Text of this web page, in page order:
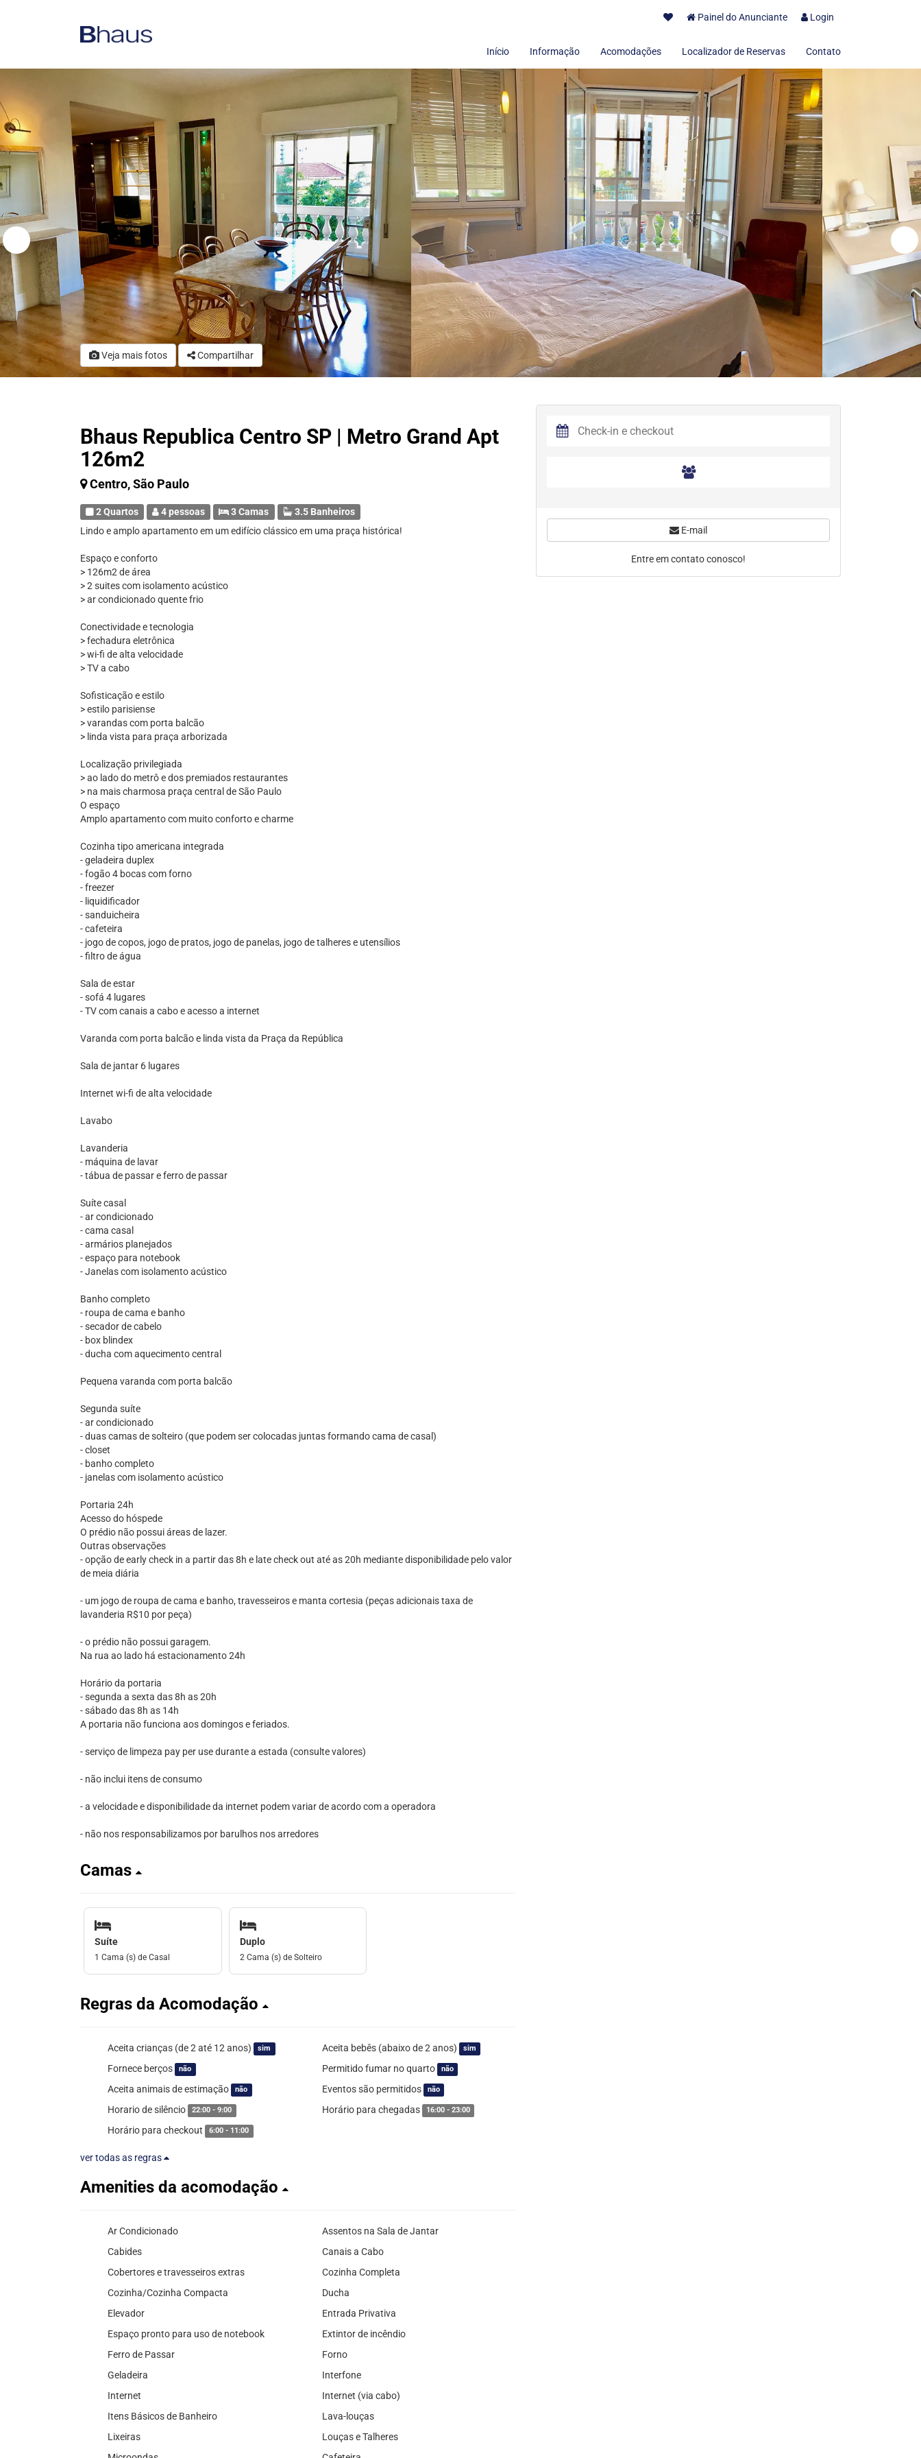
Painel do Anunciante Login
Início Informação
Termos de uso
Sobre nós
Políticas de Privacidade
Acomodações Localizador de Reservas Contato
Veja mais fotos Compartilhar
Bhaus Republica Centro SP | Metro Grand Apt
126m2
Centro, São Paulo
2 Quartos 4 pessoas 3 Camas
3.5 Banheiros
Lindo e amplo apartamento em um edifício clássico em uma praça histórica!
Espaço e conforto
> 126m2 de área
> 2 suites com isolamento acústico
> ar condicionado quente frio
Conectividade e tecnologia
> fechadura eletrônica
> wi-fi de alta velocidade
> TV a cabo
Sofisticação e estilo
> estilo parisiense
> varandas com porta balcão
> linda vista para praça arborizada
Localização privilegiada
> ao lado do metrô e dos premiados restaurantes
> na mais charmosa praça central de São Paulo
O espaço
Amplo apartamento com muito conforto e charme
Cozinha tipo americana integrada
- geladeira duplex
- fogão 4 bocas com forno
- freezer
- liquidificador
- sanduicheira
- cafeteira
- jogo de copos, jogo de pratos, jogo de panelas, jogo de talheres e utensílios
- filtro de água
Sala de estar
- sofá 4 lugares
- TV com canais a cabo e acesso a internet
Varanda com porta balcão e linda vista da Praça da República
Sala de jantar 6 lugares
Internet wi-fi de alta velocidade
Lavabo
Lavanderia
- máquina de lavar
- tábua de passar e ferro de passar
Suíte casal
- ar condicionado
- cama casal
- armários planejados
- espaço para notebook
- Janelas com isolamento acústico
Banho completo
- roupa de cama e banho
- secador de cabelo
- box blindex
- ducha com aquecimento central
Pequena varanda com porta balcão
Segunda suíte
- ar condicionado
- duas camas de solteiro (que podem ser colocadas juntas formando cama de casal)
- closet
- banho completo
- janelas com isolamento acústico
Portaria 24h
Acesso do hóspede
O prédio não possui áreas de lazer.
Outras observações
- opção de early check in a partir das 8h e late check out até as 20h mediante disponibilidade pelo valor
de meia diária
- um jogo de roupa de cama e banho, travesseiros e manta cortesia (peças adicionais taxa de
lavanderia R$10 por peça)
- o prédio não possui garagem.
Na rua ao lado há estacionamento 24h
Horário da portaria
- segunda a sexta das 8h as 20h
- sábado das 8h as 14h
A portaria não funciona aos domingos e feriados.
- serviço de limpeza pay per use durante a estada (consulte valores)
- não inclui itens de consumo
- a velocidade e disponibilidade da internet podem variar de acordo com a operadora
- não nos responsabilizamos por barulhos nos arredores
Camas
Suíte
1 Cama (s) de Casal
Duplo
2 Cama (s) de Solteiro
Regras da Acomodação
Aceita crianças (de 2 até 12 anos) sim Aceita bebês (abaixo de 2 anos) sim
Fornece berços não Permitido fumar no quarto não
Aceita animais de estimação não Eventos são permitidos não
Horario de silêncio 22:00 - 9:00 Horário para chegadas 16:00 - 23:00
Horário para checkout 6:00 - 11:00
ver todas as regras
Amenities da acomodação
Ar Condicionado
Assentos na Sala de Jantar
Cabides
Canais a Cabo
Cobertores e travesseiros extras
Cozinha Completa
Cozinha/Cozinha Compacta
Ducha
Elevador
Entrada Privativa
Espaço pronto para uso de notebook
Extintor de incêndio
Ferro de Passar
Forno
Geladeira
Interfone
Internet
Internet (via cabo)
Itens Básicos de Banheiro
Lava-louças
Lixeiras
Louças e Talheres
E-mail
Entre em contato conosco!